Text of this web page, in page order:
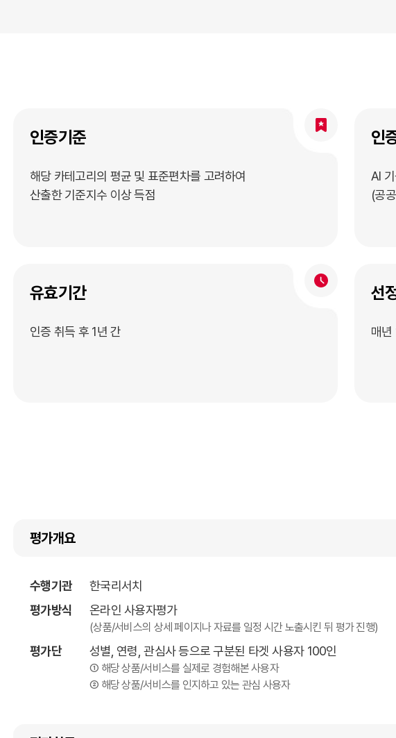
인증기준
해당 카테고리의 평균 및 표준편차를 고려하여
산출한 기준지수 이상 득점
인
AI
(공
유효기간
인증 취득 후 1년 간
선
매년
평가개요
수행기관
한국리서치
평가방식
온라인 사용자평가
(상품/서비스의 상세 페이지나 자료를 일정 시간 노출시킨 뒤 평가 진행)
평가단 성별, 연령, 관심사 등으로 구분된 타겟 사용자 100인
① 해당 상품/서비스를 실제로 경험해본 사용자
② 해당 상품/서비스를 인지하고 있는 관심 사용자